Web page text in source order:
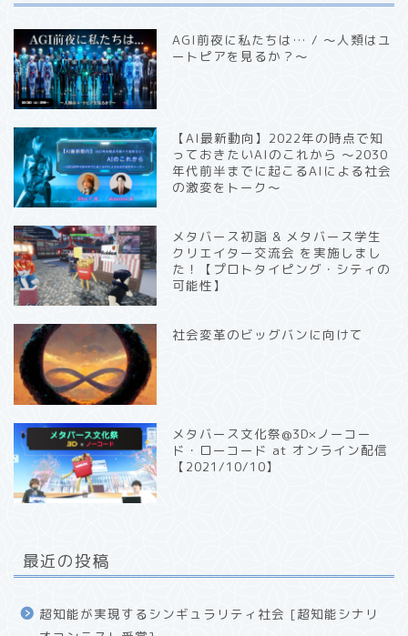
AGI前夜に私たちは… / 〜人類はユ
ートピアを見るか？〜
【AI最新動向】2022年の時点で知
っておきたいAIのこれから 〜2030
年代前半までに起こるAIによる社会
の激変をトーク〜
メタバース初詣 & メタバース学生
クリエイター交流会 を実施しまし
た！【プロトタイピング・シティの
可能性】
社会変革のビッグバンに向けて
メタバース文化祭@3D×ノーコー
ド・ローコード at オンライン配信
【2021/10/10】
最近の投稿
超知能が実現するシンギュラリティ社会 [超知能シナリ